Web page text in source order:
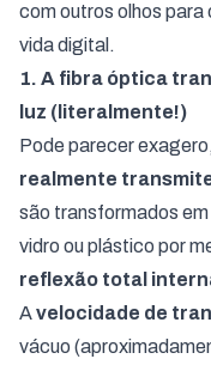
com outros olhos para
vida digital.
1. A fibra óptica
luz (literalmente!)
Pode parecer
realmente
são transformados em
vidro ou plástico por
reflexão total
Avelocidade de
vácuo